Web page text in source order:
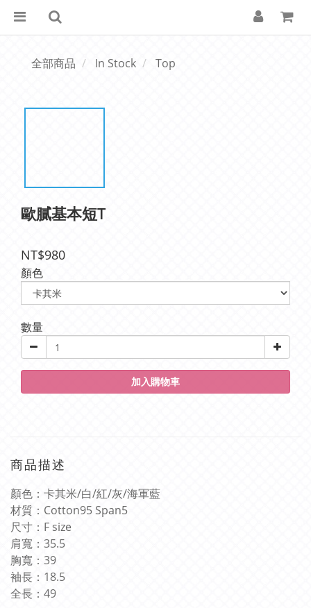
全部商品 In Stock Top
歐膩基本短T
NT$980
顏色
數量
加入購物車
商品描述
顏色：卡其米/白/紅/灰/海軍藍
材質： Cotton95 Span5
尺寸： F size
肩寬： 35.5
胸寬： 39
袖長： 18.5
全長： 49